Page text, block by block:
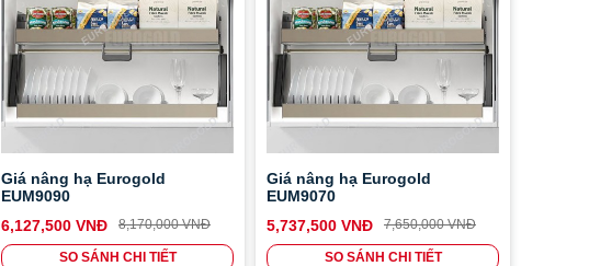
Giá nâng hạ Eurogold
EUM9090
6,127,500 VNĐ
8,170,000 VNĐ
SO SÁNH CHI TIẾT
Giá nâng hạ Eurogold
EUM9070
5,737,500 VNĐ
7,650,000 VNĐ
SO SÁNH CHI TIẾT